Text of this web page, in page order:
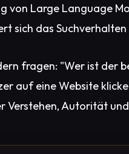
von Large Language
sich das
fragen: "Wer ist der
auf eine Website
Autorität